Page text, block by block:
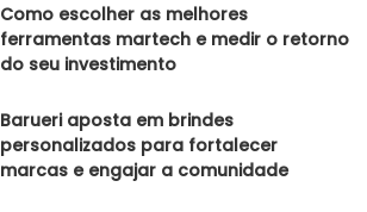
Como escolher as melhores
ferramentas martech e medir o retorno
do seu investimento
Barueri aposta em brindes
personalizados para fortalecer
marcas e engajar a comunidade